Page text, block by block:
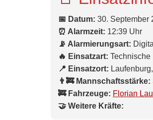
📅 Datum: 30. September
⏰ Alarmzeit: 12:39 Uhr
📡 Alarmierungsart:
🔥 Einsatzart: Technische
📍 Einsatzort:
👨‍🚒 Mannschaftsstärke:
🚒 Fahrzeuge: Florian
🤝 Weitere Kräfte: